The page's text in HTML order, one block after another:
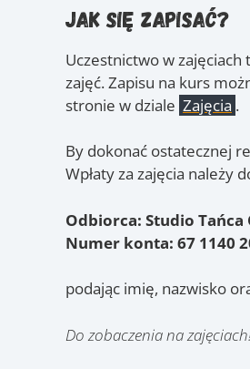
Jak się zapisać?
Uczestnictwo w
zajęć. Zapisu na kurs
stronie w dziale Zajęcia .
By dokonać ostatecznej
Wpłaty za zajęcia należy
Odbiorca: Studio Tańca
Numer konta: 67 1140
podając imię, nazwisko
Do zobaczenia na